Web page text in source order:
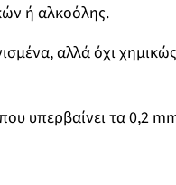
ή αλκοόλης.
αλλά όχι χημικώς
υπερβαίνει τα 0,2